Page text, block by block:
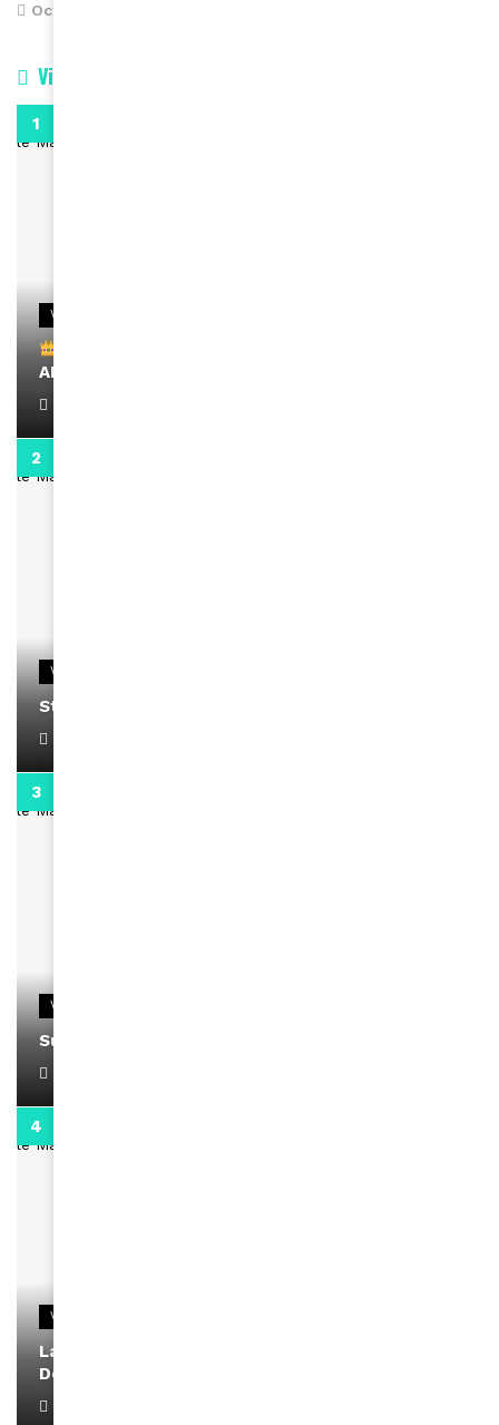
October 24, 2016
Vidéos
VIDEOS
AMINA, le Magazine de la Femme
VIDEOS
Stacy passe un message
VIDEOS
Support Black Business Wee-kend
VIDEOS
La rubrique santé speciale coronavirus du
Docteur Makanda